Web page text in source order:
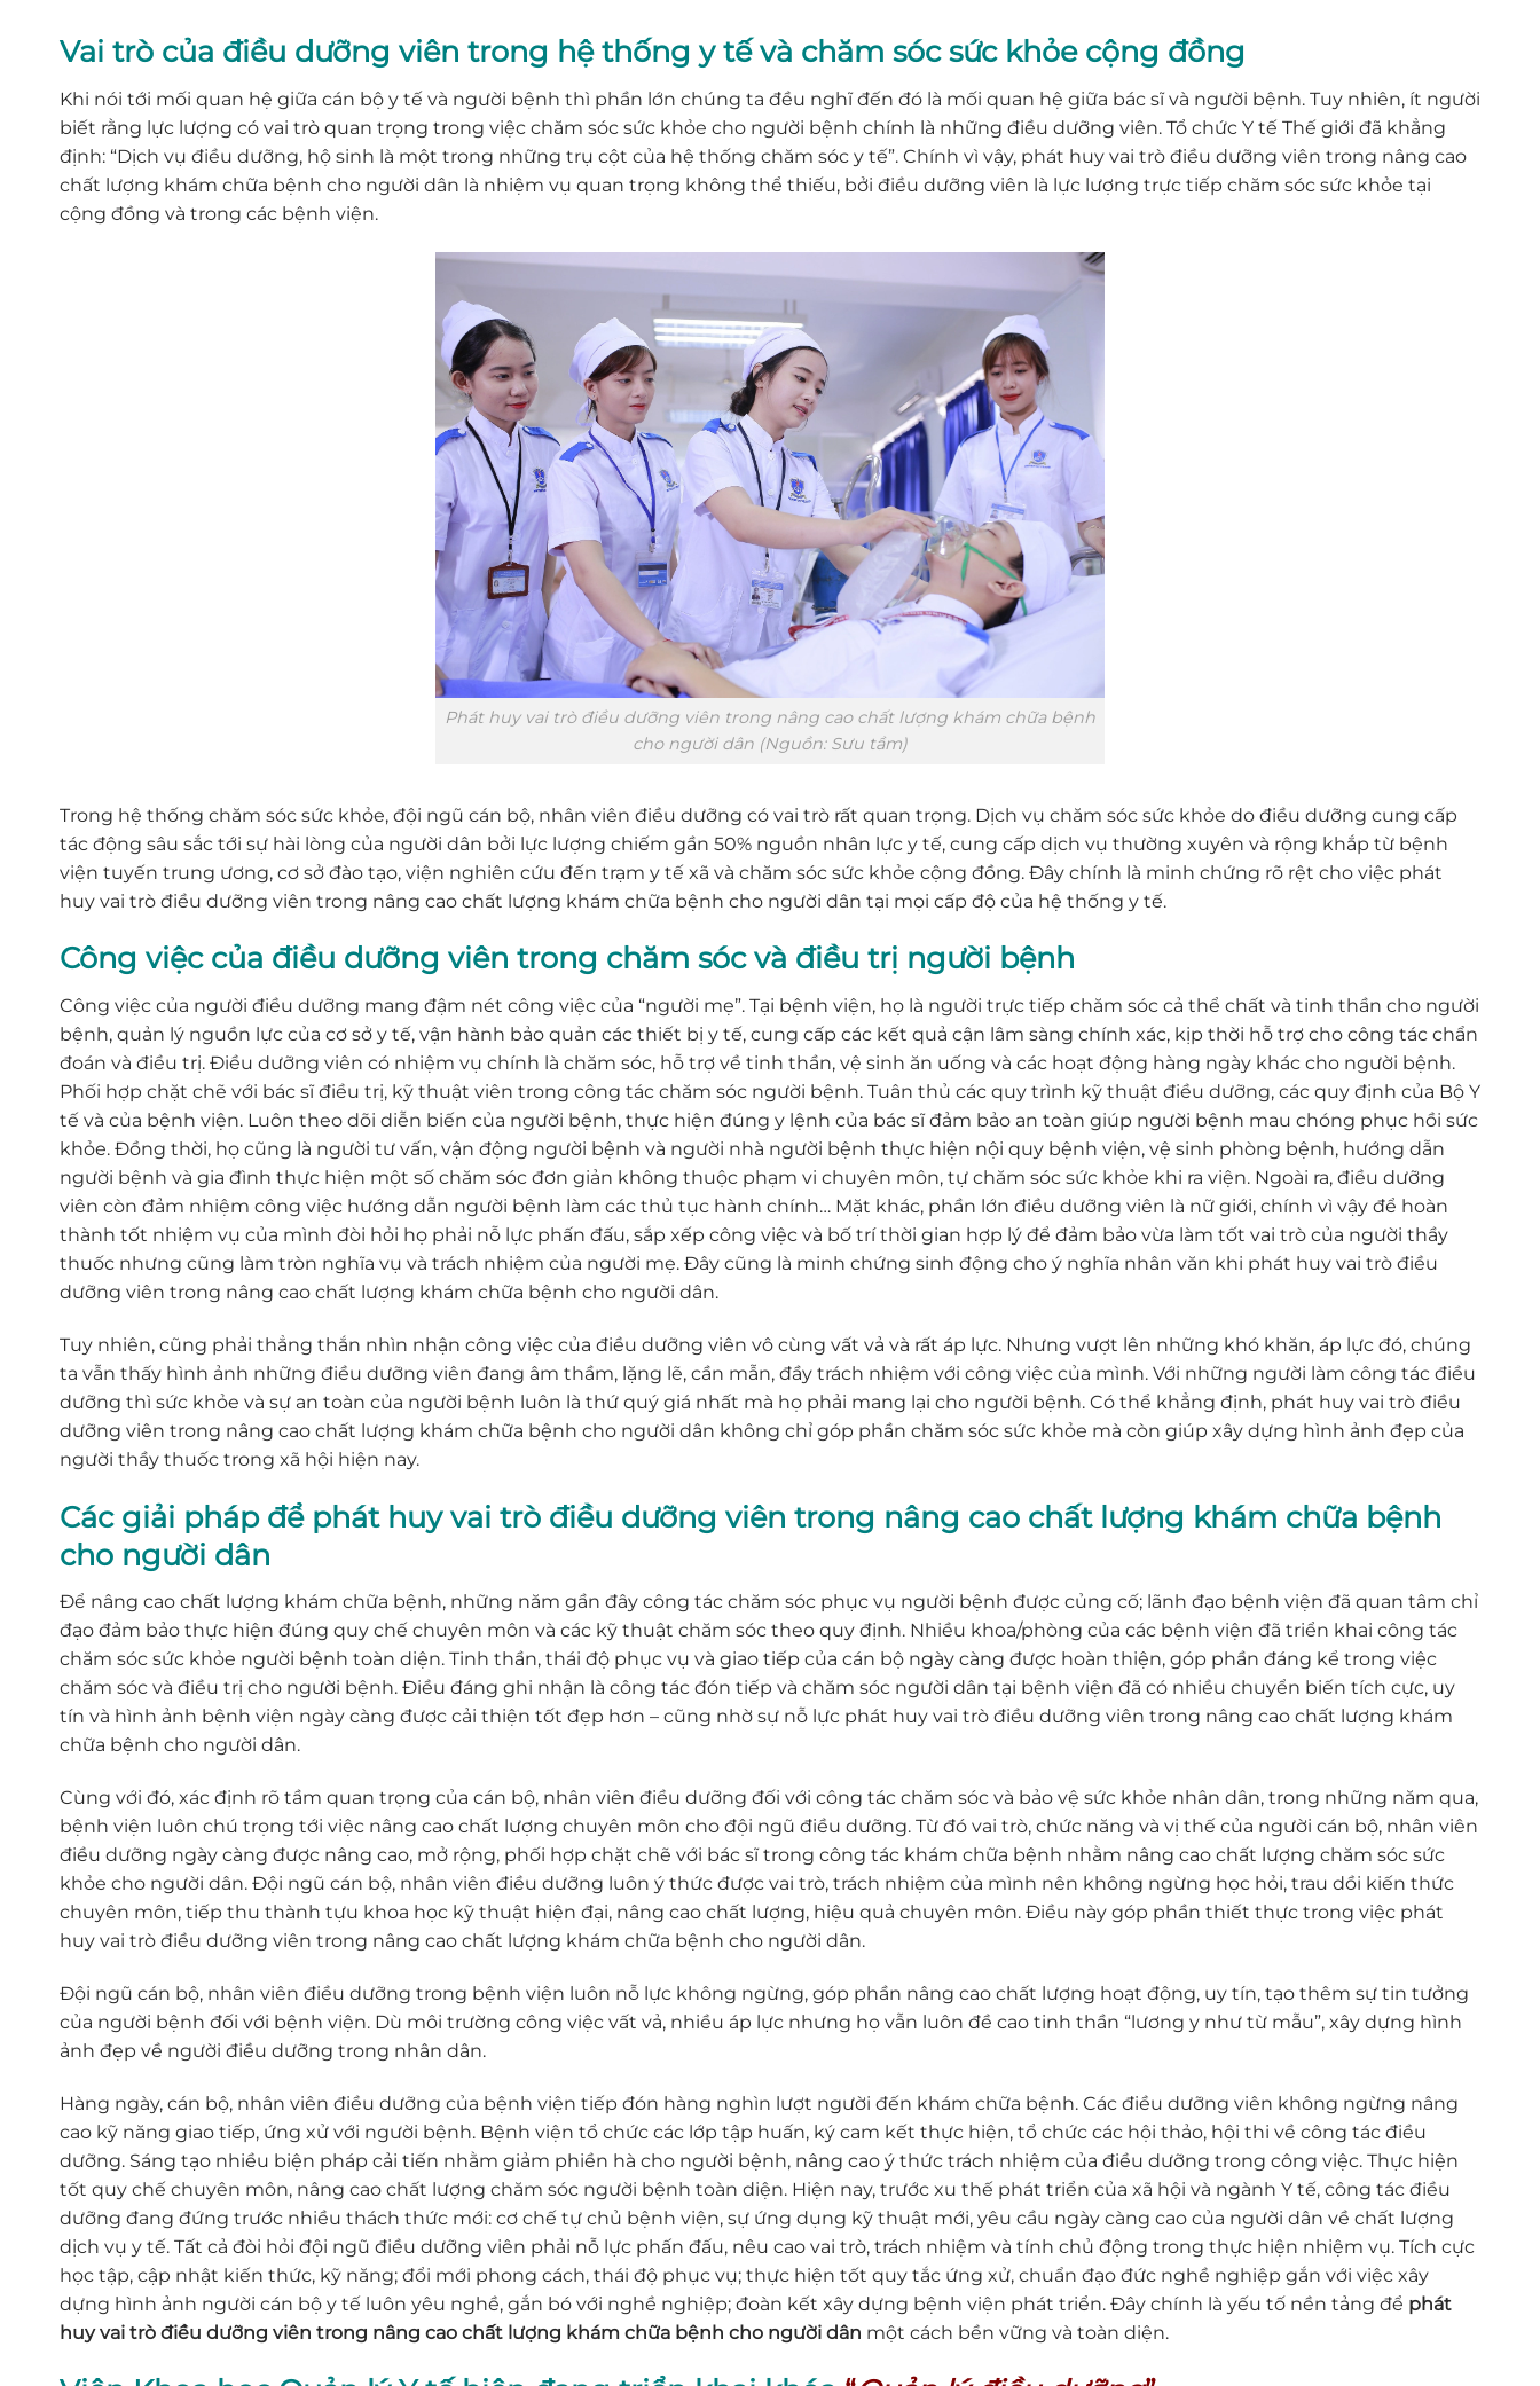
Vai trò của điều dưỡng viên trong hệ thống y tế và chăm sóc sức khỏe cộng đồng
Khi nói tới mối quan hệ giữa cán bộ y tế và người bệnh thì phần lớn chúng ta đều nghĩ đến đó là mối quan hệ giữa bác sĩ và người bệnh. Tuy nhiên, ít người
biết rằng lực lượng có vai trò quan trọng trong việc chăm sóc sức khỏe cho người bệnh chính là những điều dưỡng viên. Tổ chức Y tế Thế giới đã khẳng
định: “Dịch vụ điều dưỡng, hộ sinh là một trong những trụ cột của hệ thống chăm sóc y tế”. Chính vì vậy, phát huy vai trò điều dưỡng viên trong nâng cao
chất lượng khám chữa bệnh cho người dân là nhiệm vụ quan trọng không thể thiếu, bởi điều dưỡng viên là lực lượng trực tiếp chăm sóc sức khỏe tại
cộng đồng và trong các bệnh viện.
Phát huy vai trò điều dưỡng viên trong nâng cao chất lượng khám chữa bệnh
cho người dân (Nguồn: Sưu tầm)
Trong hệ thống chăm sóc sức khỏe, đội ngũ cán bộ, nhân viên điều dưỡng có vai trò rất quan trọng. Dịch vụ chăm sóc sức khỏe do điều dưỡng cung cấp
tác động sâu sắc tới sự hài lòng của người dân bởi lực lượng chiếm gần 50% nguồn nhân lực y tế, cung cấp dịch vụ thường xuyên và rộng khắp từ bệnh
viện tuyến trung ương, cơ sở đào tạo, viện nghiên cứu đến trạm y tế xã và chăm sóc sức khỏe cộng đồng. Đây chính là minh chứng rõ rệt cho việc phát
huy vai trò điều dưỡng viên trong nâng cao chất lượng khám chữa bệnh cho người dân tại mọi cấp độ của hệ thống y tế.
Công việc của điều dưỡng viên trong chăm sóc và điều trị người bệnh
Công việc của người điều dưỡng mang đậm nét công việc của “người mẹ”. Tại bệnh viện, họ là người trực tiếp chăm sóc cả thể chất và tinh thần cho người
bệnh, quản lý nguồn lực của cơ sở y tế, vận hành bảo quản các thiết bị y tế, cung cấp các kết quả cận lâm sàng chính xác, kịp thời hỗ trợ cho công tác chẩn
đoán và điều trị. Điều dưỡng viên có nhiệm vụ chính là chăm sóc, hỗ trợ về tinh thần, vệ sinh ăn uống và các hoạt động hàng ngày khác cho người bệnh.
Phối hợp chặt chẽ với bác sĩ điều trị, kỹ thuật viên trong công tác chăm sóc người bệnh. Tuân thủ các quy trình kỹ thuật điều dưỡng, các quy định của Bộ Y
tế và của bệnh viện. Luôn theo dõi diễn biến của người bệnh, thực hiện đúng y lệnh của bác sĩ đảm bảo an toàn giúp người bệnh mau chóng phục hồi sức
khỏe. Đồng thời, họ cũng là người tư vấn, vận động người bệnh và người nhà người bệnh thực hiện nội quy bệnh viện, vệ sinh phòng bệnh, hướng dẫn
người bệnh và gia đình thực hiện một số chăm sóc đơn giản không thuộc phạm vi chuyên môn, tự chăm sóc sức khỏe khi ra viện. Ngoài ra, điều dưỡng
viên còn đảm nhiệm công việc hướng dẫn người bệnh làm các thủ tục hành chính… Mặt khác, phần lớn điều dưỡng viên là nữ giới, chính vì vậy để hoàn
thành tốt nhiệm vụ của mình đòi hỏi họ phải nỗ lực phấn đấu, sắp xếp công việc và bố trí thời gian hợp lý để đảm bảo vừa làm tốt vai trò của người thầy
thuốc nhưng cũng làm tròn nghĩa vụ và trách nhiệm của người mẹ. Đây cũng là minh chứng sinh động cho ý nghĩa nhân văn khi phát huy vai trò điều
dưỡng viên trong nâng cao chất lượng khám chữa bệnh cho người dân.
Tuy nhiên, cũng phải thẳng thắn nhìn nhận công việc của điều dưỡng viên vô cùng vất vả và rất áp lực. Nhưng vượt lên những khó khăn, áp lực đó, chúng
ta vẫn thấy hình ảnh những điều dưỡng viên đang âm thầm, lặng lẽ, cần mẫn, đầy trách nhiệm với công việc của mình. Với những người làm công tác điều
dưỡng thì sức khỏe và sự an toàn của người bệnh luôn là thứ quý giá nhất mà họ phải mang lại cho người bệnh. Có thể khẳng định, phát huy vai trò điều
dưỡng viên trong nâng cao chất lượng khám chữa bệnh cho người dân không chỉ góp phần chăm sóc sức khỏe mà còn giúp xây dựng hình ảnh đẹp của
người thầy thuốc trong xã hội hiện nay.
Các giải pháp để phát huy vai trò điều dưỡng viên trong nâng cao chất lượng khám chữa bệnh
cho người dân
Để nâng cao chất lượng khám chữa bệnh, những năm gần đây công tác chăm sóc phục vụ người bệnh được củng cố; lãnh đạo bệnh viện đã quan tâm chỉ
đạo đảm bảo thực hiện đúng quy chế chuyên môn và các kỹ thuật chăm sóc theo quy định. Nhiều khoa/phòng của các bệnh viện đã triển khai công tác
chăm sóc sức khỏe người bệnh toàn diện. Tinh thần, thái độ phục vụ và giao tiếp của cán bộ ngày càng được hoàn thiện, góp phần đáng kể trong việc
chăm sóc và điều trị cho người bệnh. Điều đáng ghi nhận là công tác đón tiếp và chăm sóc người dân tại bệnh viện đã có nhiều chuyển biến tích cực, uy
tín và hình ảnh bệnh viện ngày càng được cải thiện tốt đẹp hơn – cũng nhờ sự nỗ lực phát huy vai trò điều dưỡng viên trong nâng cao chất lượng khám
chữa bệnh cho người dân.
Cùng với đó, xác định rõ tầm quan trọng của cán bộ, nhân viên điều dưỡng đối với công tác chăm sóc và bảo vệ sức khỏe nhân dân, trong những năm qua,
bệnh viện luôn chú trọng tới việc nâng cao chất lượng chuyên môn cho đội ngũ điều dưỡng. Từ đó vai trò, chức năng và vị thế của người cán bộ, nhân viên
điều dưỡng ngày càng được nâng cao, mở rộng, phối hợp chặt chẽ với bác sĩ trong công tác khám chữa bệnh nhằm nâng cao chất lượng chăm sóc sức
khỏe cho người dân. Đội ngũ cán bộ, nhân viên điều dưỡng luôn ý thức được vai trò, trách nhiệm của mình nên không ngừng học hỏi, trau dồi kiến thức
chuyên môn, tiếp thu thành tựu khoa học kỹ thuật hiện đại, nâng cao chất lượng, hiệu quả chuyên môn. Điều này góp phần thiết thực trong việc phát
huy vai trò điều dưỡng viên trong nâng cao chất lượng khám chữa bệnh cho người dân.
Đội ngũ cán bộ, nhân viên điều dưỡng trong bệnh viện luôn nỗ lực không ngừng, góp phần nâng cao chất lượng hoạt động, uy tín, tạo thêm sự tin tưởng
của người bệnh đối với bệnh viện. Dù môi trường công việc vất vả, nhiều áp lực nhưng họ vẫn luôn đề cao tinh thần “lương y như từ mẫu”, xây dựng hình
ảnh đẹp về người điều dưỡng trong nhân dân.
Hàng ngày, cán bộ, nhân viên điều dưỡng của bệnh viện tiếp đón hàng nghìn lượt người đến khám chữa bệnh. Các điều dưỡng viên không ngừng nâng
cao kỹ năng giao tiếp, ứng xử với người bệnh. Bệnh viện tổ chức các lớp tập huấn, ký cam kết thực hiện, tổ chức các hội thảo, hội thi về công tác điều
dưỡng. Sáng tạo nhiều biện pháp cải tiến nhằm giảm phiền hà cho người bệnh, nâng cao ý thức trách nhiệm của điều dưỡng trong công việc. Thực hiện
tốt quy chế chuyên môn, nâng cao chất lượng chăm sóc người bệnh toàn diện. Hiện nay, trước xu thế phát triển của xã hội và ngành Y tế, công tác điều
dưỡng đang đứng trước nhiều thách thức mới: cơ chế tự chủ bệnh viện, sự ứng dụng kỹ thuật mới, yêu cầu ngày càng cao của người dân về chất lượng
dịch vụ y tế. Tất cả đòi hỏi đội ngũ điều dưỡng viên phải nỗ lực phấn đấu, nêu cao vai trò, trách nhiệm và tính chủ động trong thực hiện nhiệm vụ. Tích cực
học tập, cập nhật kiến thức, kỹ năng; đổi mới phong cách, thái độ phục vụ; thực hiện tốt quy tắc ứng xử, chuẩn đạo đức nghề nghiệp gắn với việc xây
dựng hình ảnh người cán bộ y tế luôn yêu nghề, gắn bó với nghề nghiệp; đoàn kết xây dựng bệnh viện phát triển. Đây chính là yếu tố nền tảng để phát
huy vai trò điều dưỡng viên trong nâng cao chất lượng khám chữa bệnh cho người dân một cách bền vững và toàn diện.